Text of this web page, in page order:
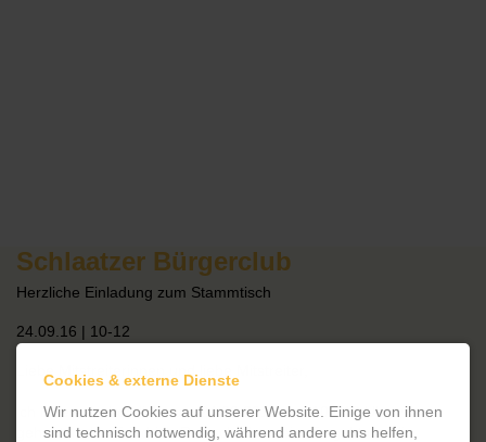
Schlaatzer Bürgerclub
Herzliche Einladung zum Stammtisch
24.09.16 | 10-12
ich lade sehr herzlich zum 24.09.2016 von 10 - 12 Uhr, wie
gehabt in das Friedrich-Reinsch-Haus ein. Es geht um die
Cookies & externe Dienste
Wir nutzen Cookies auf unserer Website. Einige von ihnen
sind technisch notwendig, während andere uns helfen,